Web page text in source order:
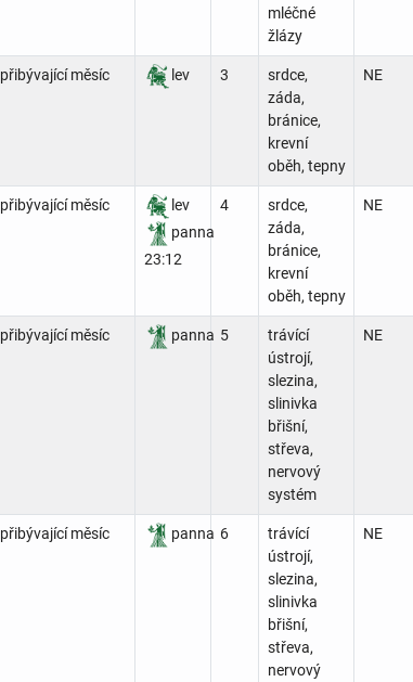
mléčné
žlázy
přibývající měsíc lev 3
srdce,
záda,
bránice,
krevní
oběh, tepny
NE
přibývající měsíc
lev
panna
23:12
4
srdce,
záda,
bránice,
krevní
oběh, tepny
NE
přibývající měsíc panna 5
trávící
ústrojí,
slezina,
slinivka
břišní,
střeva,
nervový
systém
NE
přibývající měsíc panna 6
trávící
ústrojí,
slezina,
slinivka
břišní,
střeva,
nervový
NE